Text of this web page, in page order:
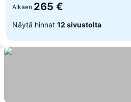
Alkaen 265 €
Näytä hinnat 12 sivustolta